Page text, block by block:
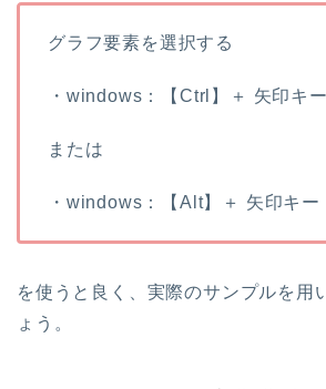
グラフ要素を選択する
・windows：【Ctrl】＋ 矢印キー
または
・windows：【Alt】＋ 矢印キー
を使うと良く、実際のサンプルを用
ょう。